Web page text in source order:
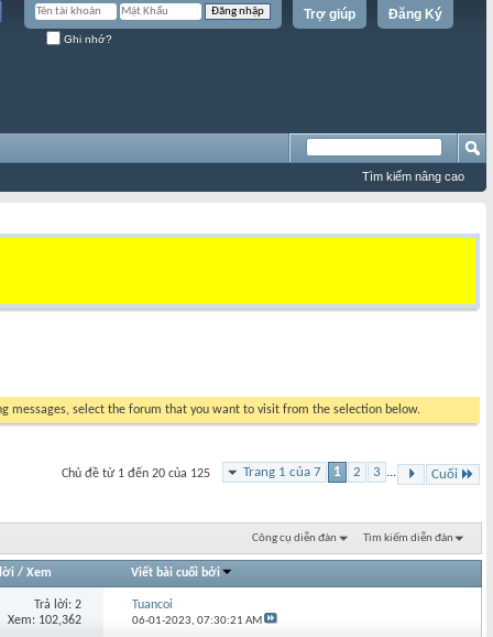
Đăng Ký
Trợ giúp
Ghi nhớ?
Tìm kiếm nâng cao
messages, select the forum that you want to visit from the selection below.
Trang 1 của 7 1 2 3 ... Cuối
Chủ đề từ 1 đến 20 của 125
Công cụ diễn đàn Tìm kiếm diễn đàn
/ Xem Viết bài cuối bởi
Trả lời: 2
Xem: 102,362
Tuancoi
06-01-2023,07:30:21 AM